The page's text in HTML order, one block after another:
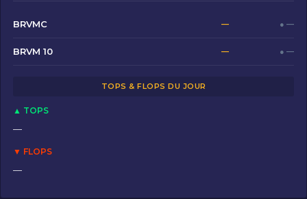
b
o
o
o
n
BRVMC — ● —
BRVM 10 — ● —
TOPS & FLOPS DU JOUR
▲ TOPS
—
▼ FLOPS
—